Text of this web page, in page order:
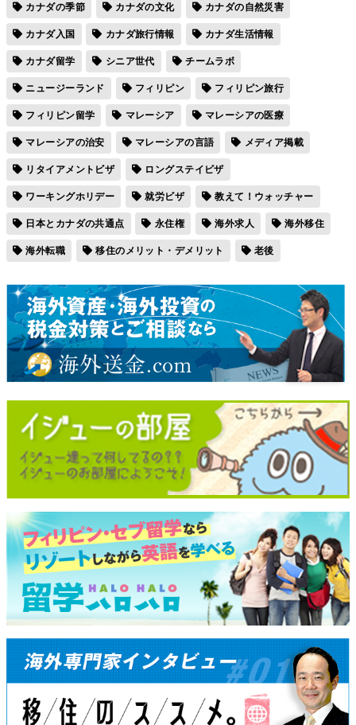
カナダの季節
カナダの文化
カナダの自然災害
カナダ入国
カナダ旅行情報
カナダ生活情報
カナダ留学
シニア世代
チームラボ
ニュージーランド
フィリピン
フィリピン旅行
フィリピン留学
マレーシア
マレーシアの医療
マレーシアの治安
マレーシアの言語
メディア掲載
リタイアメントビザ
ロングステイビザ
ワーキングホリデー
就労ビザ
教えて！ウォッチャー
日本とカナダの共通点
永住権 海外求人
海外移住
海外転職
移住のメリット・デメリット 老後